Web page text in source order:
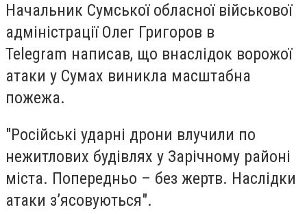
Начальник Сумської обласної військової
адміністрації Олег Григоров в
Telegram написав, що внаслідок ворожої
атаки у Сумах виникла масштабна
пожежа.
"Російські ударні дрони влучили по
нежитлових будівлях у Зарічному районі
міста. Попередньо – без жертв. Наслідки
атаки зʼясовуються".